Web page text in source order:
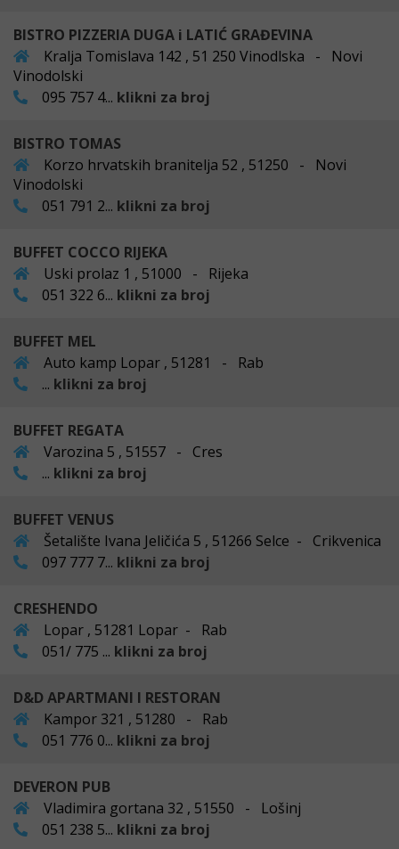
BISTRO PIZZERIA DUGA i LATIĆ GRAĐEVINA
Kralja Tomislava 142 , 51 250 Vinodlska - Novi
Vinodolski
095 757 4... klikni za broj
BISTRO TOMAS
Korzo hrvatskih branitelja 52 , 51250 - Novi
Vinodolski
051 791 2... klikni za broj
BUFFET COCCO RIJEKA
Uski prolaz 1 , 51000 - Rijeka
051 322 6... klikni za broj
BUFFET MEL
Auto kamp Lopar , 51281 - Rab
... klikni za broj
BUFFET REGATA
Varozina 5 , 51557 - Cres
... klikni za broj
BUFFET VENUS
Šetalište Ivana Jeličića 5 , 51266 Selce - Crikvenica
097 777 7... klikni za broj
CRESHENDO
Lopar , 51281 Lopar - Rab
051/ 775 ... klikni za broj
D&D APARTMANI I RESTORAN
Kampor 321 , 51280 - Rab
051 776 0... klikni za broj
DEVERON PUB
Vladimira gortana 32 , 51550 - Lošinj
051 238 5... klikni za broj